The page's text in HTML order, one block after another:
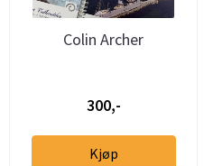
Colin Archer
300,-
Kjøp